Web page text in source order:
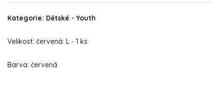
Kategorie: Dětské - Youth
Velikost: červená: L - 1 ks
Barva: červená